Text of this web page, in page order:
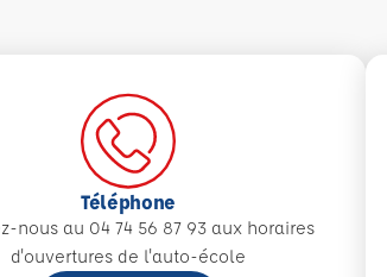
Téléphone
nous au 04 74 56 87 93 aux horaires
d'ouvertures de l'auto-école